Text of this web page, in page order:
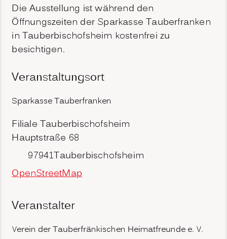
Die Ausstellung ist während den
Öffnungszeiten der Sparkasse Tauberfranken
in Tauberbischofsheim kostenfrei zu
besichtigen.
Veranstaltungsort
Sparkasse Tauberfranken
Filiale Tauberbischofsheim
Hauptstraße 68
97941Tauberbischofsheim
OpenStreetMap
Veranstalter
Verein der Tauberfränkischen Heimatfreunde e. V.